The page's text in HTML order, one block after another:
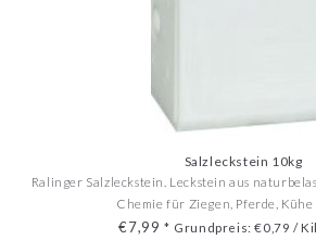
Salzleckstein 10kg
Ralinger Salzleckstein. Leckstein aus
Chemie für Ziegen, Pferde, Kühe
€7,99 * Grundpreis: €0,79 /